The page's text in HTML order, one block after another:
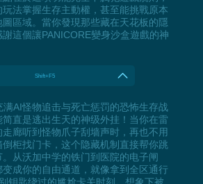
法掌握生存主動權，甚至能挑戰原本
區域。當你發現那些藏在天花板的隱
這個讓PANICORE變身沙盒遊戲的神
Shift+F5
满AI怪物追击与死亡惩罚的恐怖生存战
直是逃出生天的神级外挂！当你在雷
廊听到怪物爪子刮墙声时，再也不用
柜找门卡，这个隐藏机制直接帮你跳
从沃加中学的铁门到医院的电子闸
成你的自由通道，就像拿到全区通行
钥匙绕过的尴尬卡关时刻。想象下被